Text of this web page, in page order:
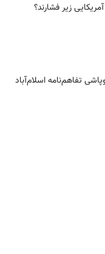
زیر فشارند؟
تفاهم‌نامه اسلام‌آباد